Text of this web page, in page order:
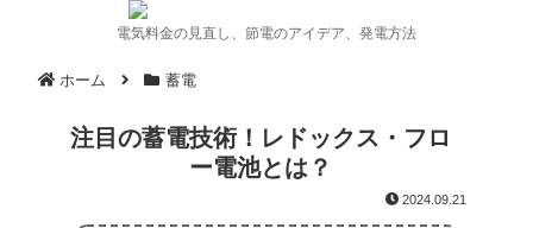
電気料金の見直し、節電のアイデア、発電方法
ホーム 蓄電
注目の蓄電技術！レドックス・フロ
ー電池とは？
2024.09.21